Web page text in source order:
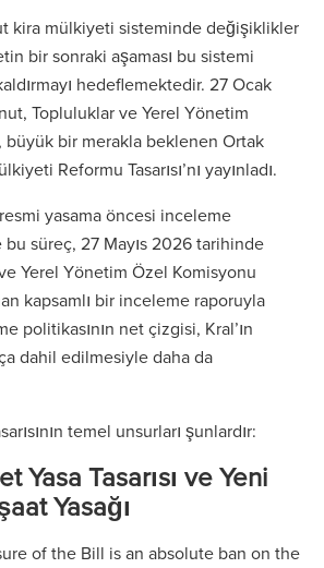
kira mülkiyeti sisteminde değişiklikler
bir sonraki aşaması bu sistemi
hedeflemektedir. 27 Ocak
Topluluklar ve Yerel Yönetim
büyük bir merakla beklenen Ortak
Reformu Tasarısı’nı yayınladı.
resmi yasama öncesi inceleme
bu süreç, 27 Mayıs 2026 tarihinde
Yerel Yönetim Özel Komisyonu
kapsamlı bir inceleme raporuyla
politikasının net çizgisi, Kral’ın
dahil edilmesiyle daha da
temel unsurları şunlardır:
Yasa Tasarısı ve Yeni
Yasağı
of the Bill is an absolute ban on the